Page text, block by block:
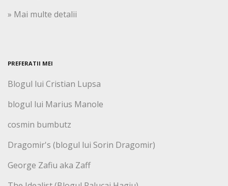
» Mai multe detalii
PREFERATII MEI
Blogul lui Cristian Lupsa
blogul lui Marius Manole
cosmin bumbutz
Dragomir's (blogul lui Sorin Dragomir)
George Zafiu aka Zaff